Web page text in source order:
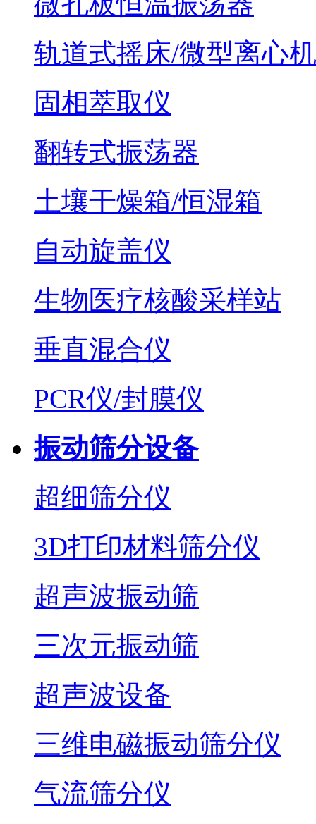
轨道式摇床/微型离心机
固相萃取仪
翻转式振荡器
土壤干燥箱/恒湿箱
自动旋盖仪
生物医疗核酸采样站
垂直混合仪
PCR仪/封膜仪
振动筛分设备
超细筛分仪
3D打印材料筛分仪
超声波振动筛
三次元振动筛
超声波设备
三维电磁振动筛分仪
气流筛分仪